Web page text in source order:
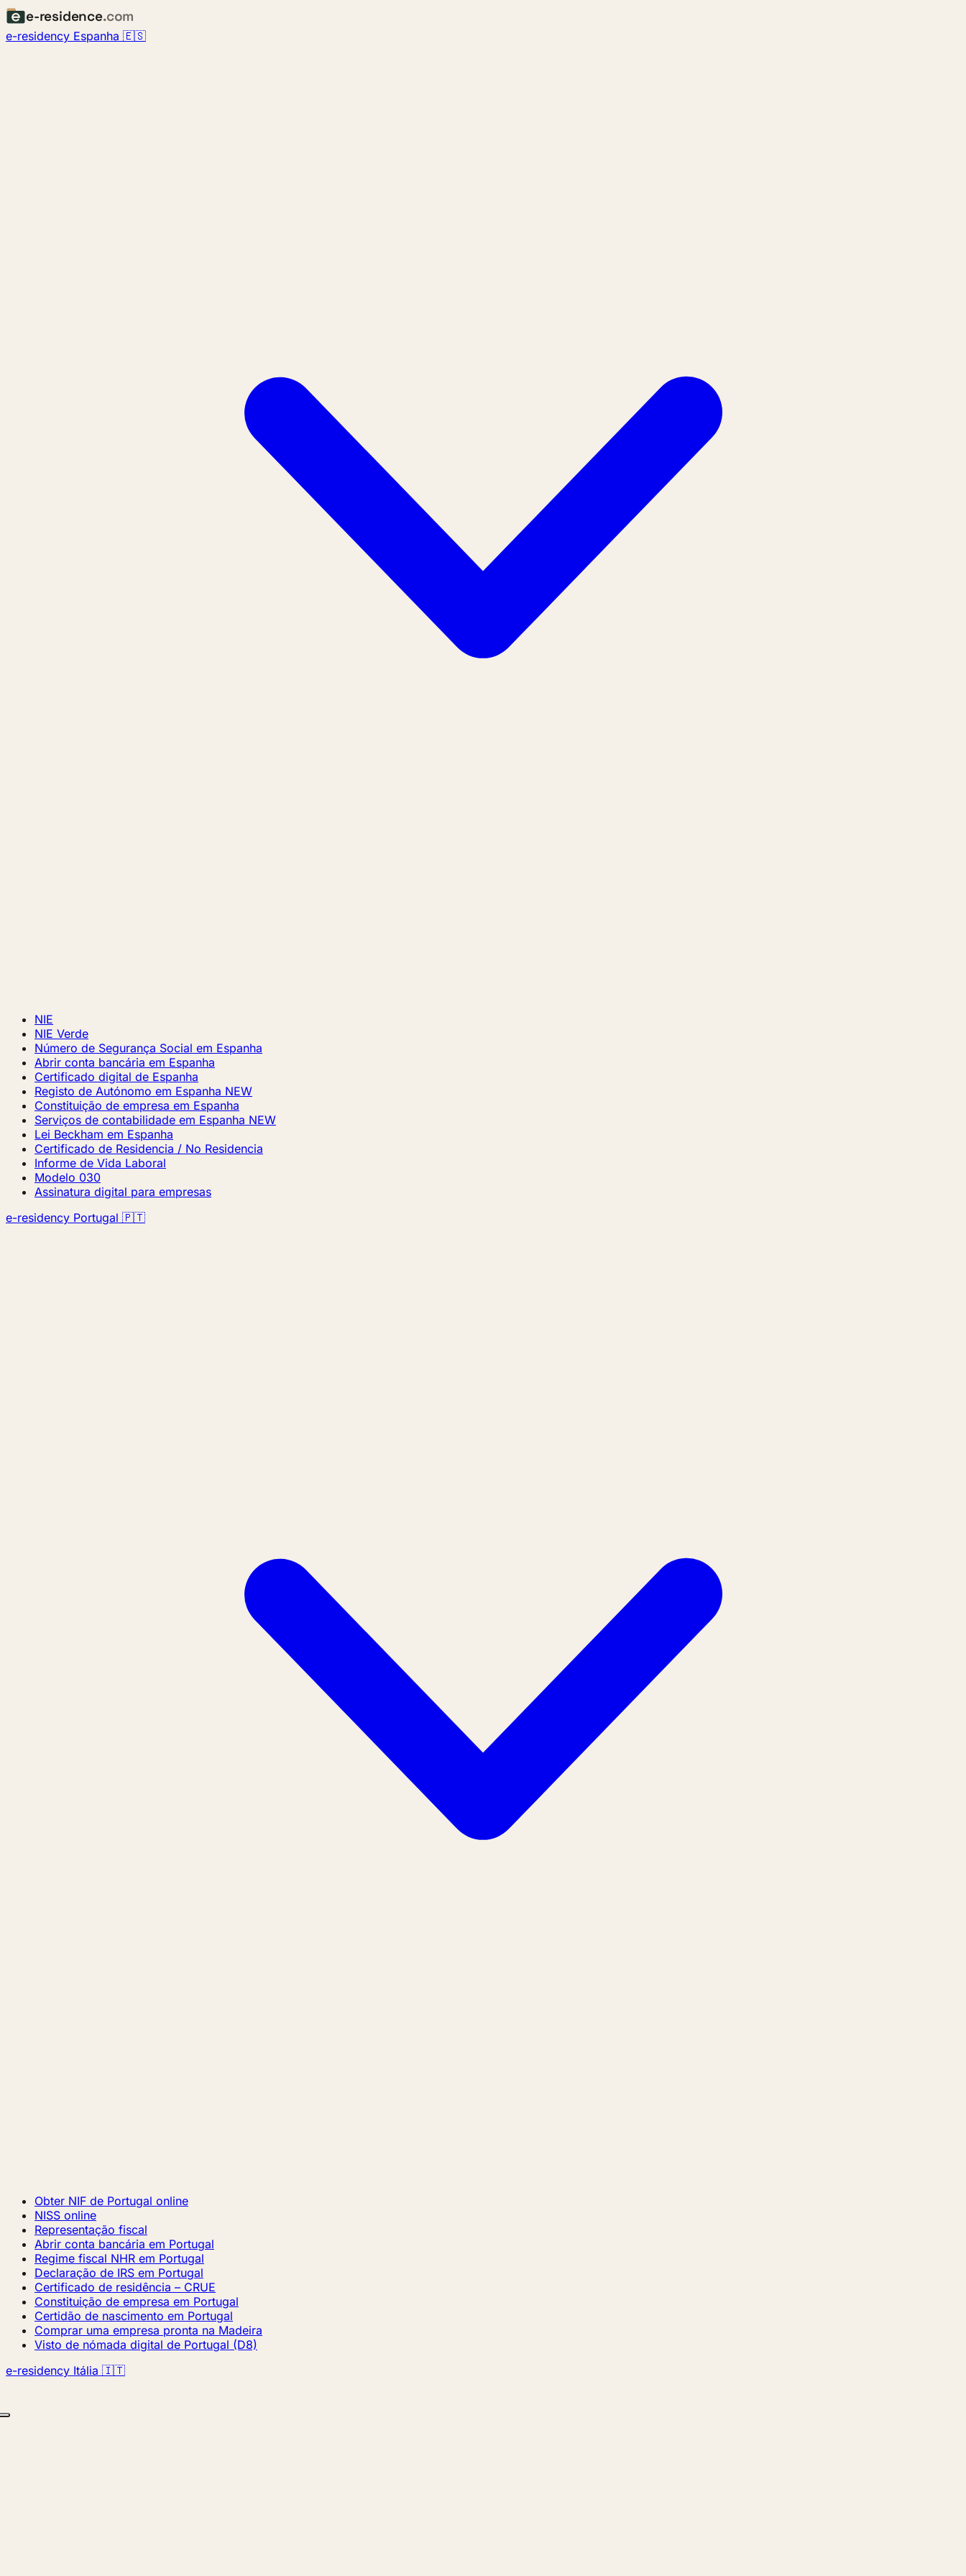
e-residence.com
e-residency Espanha 🇪🇸
NIE
NIE Verde
Número de Segurança Social em Espanha
Abrir conta bancária em Espanha
Certificado digital de Espanha
Registo de Autónomo em Espanha NEW
Constituição de empresa em Espanha
Serviços de contabilidade em Espanha NEW
Lei Beckham em Espanha
Certificado de Residencia / No Residencia
Informe de Vida Laboral
Modelo 030
Assinatura digital para empresas
e-residency Portugal 🇵🇹
Obter NIF de Portugal online
NISS online
Representação fiscal
Abrir conta bancária em Portugal
Regime fiscal NHR em Portugal
Declaração de IRS em Portugal
Certificado de residência – CRUE
Constituição de empresa em Portugal
Certidão de nascimento em Portugal
Comprar uma empresa pronta na Madeira
Visto de nómada digital de Portugal (D8)
e-residency Itália 🇮🇹